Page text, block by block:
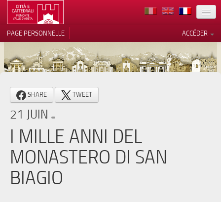
TERRITOIRE
ARCHITECTURE
MUSÉES
ITINÉRAIRES
EVÉNEMENTS
CONTACTS
ACCÉDER
PAGE PERSONNELLE
SHARE TWEET
21 JUIN
I MILLE ANNI DEL
MONASTERO DI SAN
BIAGIO
Notification lors de la collecte
Vos choix en matière de
confidentialité